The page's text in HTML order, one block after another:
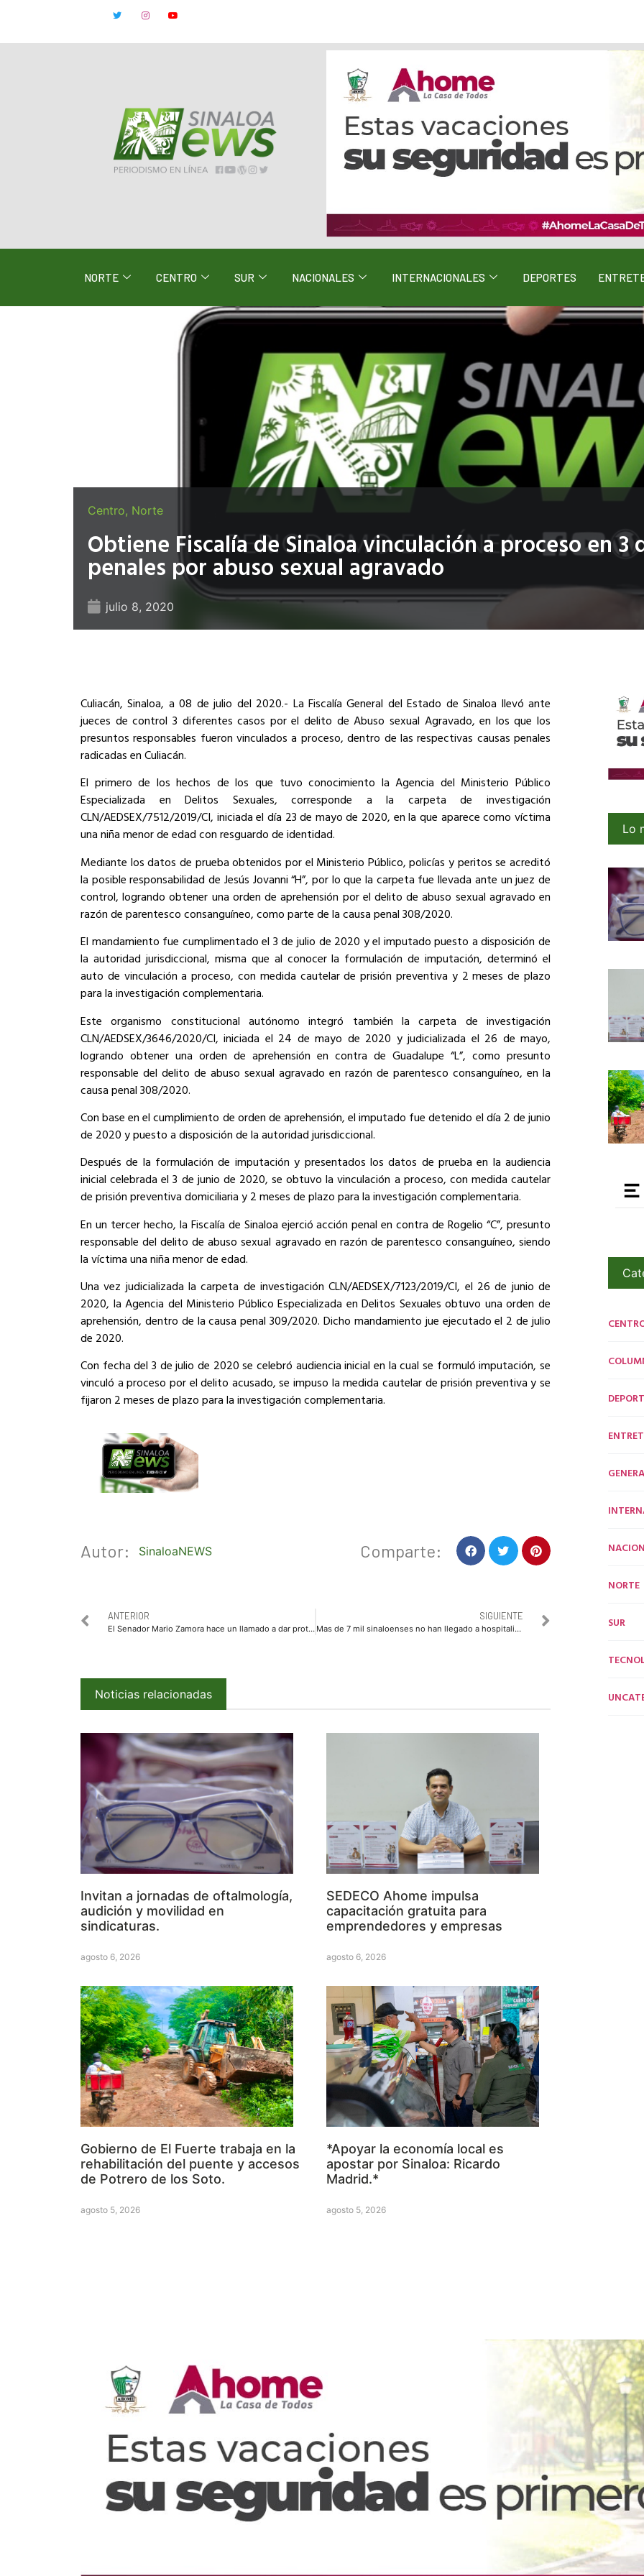
NORTE CENTRO SUR NACIONALES INTERNACIONALES DEPORTES
Centro, Norte
Obtiene Fiscalía de Sinaloa vinculación a proceso en 3
penales por abuso sexual agravado
julio 8, 2020
Culiacán, Sinaloa, a 08 de julio del 2020.- La Fiscalía General del Estado de Sinaloa llevó ante
jueces de control 3 diferentes casos por el delito de Abuso sexual Agravado, en los que los
presuntos responsables fueron vinculados a proceso, dentro de las respectivas causas penales
radicadas en Culiacán.
El primero de los hechos de los que tuvo conocimiento la Agencia del Ministerio Público
Especializada en Delitos Sexuales, corresponde a la carpeta de investigación
CLN/AEDSEX/7512/2019/CI, iniciada el día 23 de mayo de 2020, en la que aparece como víctima
una niña menor de edad con resguardo de identidad.
Mediante los datos de prueba obtenidos por el Ministerio Público, policías y peritos se acreditó
la posible responsabilidad de Jesús Jovanni “H”, por lo que la carpeta fue llevada ante un juez de
control, logrando obtener una orden de aprehensión por el delito de abuso sexual agravado en
razón de parentesco consanguíneo, como parte de la causa penal 308/2020.
El mandamiento fue cumplimentado el 3 de julio de 2020 y el imputado puesto a disposición de
la autoridad jurisdiccional, misma que al conocer la formulación de imputación, determinó el
auto de vinculación a proceso, con medida cautelar de prisión preventiva y 2 meses de plazo
para la investigación complementaria.
Este organismo constitucional autónomo integró también la carpeta de investigación
CLN/AEDSEX/3646/2020/CI, iniciada el 24 de mayo de 2020 y judicializada el 26 de mayo,
logrando obtener una orden de aprehensión en contra de Guadalupe “L”, como presunto
responsable del delito de abuso sexual agravado en razón de parentesco consanguíneo, en la
causa penal 308/2020.
Con base en el cumplimiento de orden de aprehensión, el imputado fue detenido el día 2 de junio
de 2020 y puesto a disposición de la autoridad jurisdiccional.
Después de la formulación de imputación y presentados los datos de prueba en la audiencia
inicial celebrada el 3 de junio de 2020, se obtuvo la vinculación a proceso, con medida cautelar
de prisión preventiva domiciliaria y 2 meses de plazo para la investigación complementaria.
En un tercer hecho, la Fiscalía de Sinaloa ejerció acción penal en contra de Rogelio “C”, presunto
responsable del delito de abuso sexual agravado en razón de parentesco consanguíneo, siendo
la víctima una niña menor de edad.
Una vez judicializada la carpeta de investigación CLN/AEDSEX/7123/2019/CI, el 26 de junio de
2020, la Agencia del Ministerio Público Especializada en Delitos Sexuales obtuvo una orden de
aprehensión, dentro de la causa penal 309/2020. Dicho mandamiento jue ejecutado el 2 de julio
de 2020.
Con fecha del 3 de julio de 2020 se celebró audiencia inicial en la cual se formuló imputación, se
vinculó a proceso por el delito acusado, se impuso la medida cautelar de prisión preventiva y se
fijaron 2 meses de plazo para la investigación complementaria.
Autor: SinaloaNEWS Comparte:
ANTERIOR
El Senador Mario Zamora hace un llamado a dar protección y certeza al camaronero de Sinaloa
SIGUIENTE
Mas de 7 mil sinaloenses no han llegado a hospitalizarse gracias al Call Center Covid
Noticias relacionadas
Invitan a jornadas de oftalmología,
audición y movilidad en
sindicaturas.
agosto 6, 2026
SEDECO Ahome impulsa
capacitación gratuita para
emprendedores y empresas
agosto 6, 2026
Gobierno de El Fuerte trabaja en la
rehabilitación del puente y accesos
de Potrero de los Soto.
agosto 5, 2026
*Apoyar la economía local es
apostar por Sinaloa: Ricardo
Madrid.*
agosto 5, 2026
Lo
NORTE
SUR